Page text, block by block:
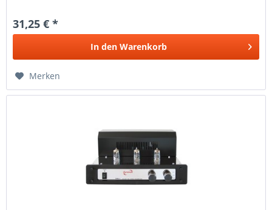
31,25 € *
In den Warenkorb
Merken